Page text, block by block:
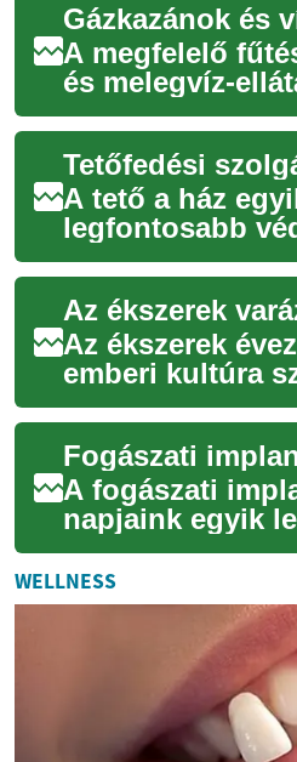
A megfelelő
és melegvíz-
otthoni
biztonságának
A tető a ház
legfontosabb
rendszere:
épületet az
befolyásolja az...
Az ékszerek
emberi kultúra
képezik,
személyiségét,
stá...
A fogászati
napjaink egyik
és legtartósabb
hiányzó fogak
titánb...
WELLNESS